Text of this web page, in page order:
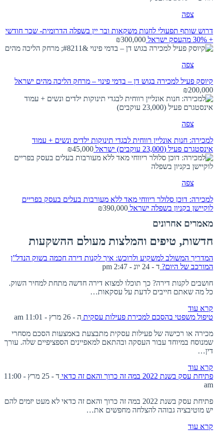
צפה
דרוש שותף תפעולי לחנות משקאות ובר יין בשפלה הדרומית- שכר חודשי
+ 30% מהעסק
ישראל ₪300,000
צפה
קיוסק פעיל למכירה בגוש דן – בדמי פינוי – מרחק הליכה מהים ישראל
₪200,000
צפה
למכירה: חנות אונליין רווחית לבגדי תינוקות ילדים ונשים + עמוד
אינסטגרם פעיל (23,000 עוקבים)
ישראל ₪45,000
צפה
למכירה: דוכן סלולר ריווחי מאד ללא מעורבות בעלים בעסק בפריים
לוקיישן בקניון בשפלה ישראל ₪390,000
מאמרים אחרונים
חדשות, טיפים והמלצות מעולם ההשקעות
המדריך המשולב למשקיע ולרוכש: איך לקנות דירה חכמה בשוק הנדל”ן
המורכב של היום? ד - 24 יונ - 2:47 pm
חושבים לקנות דירה? כך תוכלו למצוא דירה חדשה מתחת למחיר השוק.
כל מה שאתם חייבים לדעת על עסקאות…
קרא עוד
טיפול משפטי בהסכם למכירת פעילות עסקית ה - 26 מרץ - 11:01 am
מכירה או רכישה של פעילות עסקית מתבצעת באמצעות הסכם מסחרי
שמנוסח במיוחד עבור העסקה ובהתאם למאפיינים הספציפיים שלה. עורך
דין…
קרא עוד
פתיחת עסק בשנת 2022 במה זה כרוך והאם זה כדאי
ד - 25 מרץ - 11:00
am
פתיחת עסק בשנת 2022 במה זה כרוך והאם זה כדאי לא מעט יזמים להם
יש מוטיבציה גבוהה להצלחה מחפשים את…
קרא עוד